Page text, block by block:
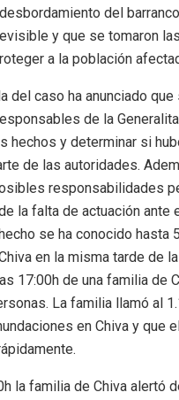
del
y que se tomaron
a la población
del caso ha anunciado que
de la
hechos y determinar si
de las autoridades.
responsabilidades
la falta de actuación ante
se ha conocido hasta
en la misma tarde de
17:00h de una familia de
La familia llamó al
en Chiva y que
la familia de Chiva alertó